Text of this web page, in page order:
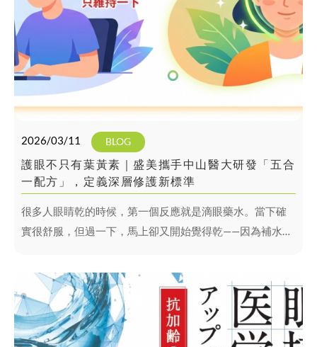
2026/03/11 BLOG
護眼不只有葉黃素｜盛美攜手中山醫大研發「五合
一配方」，定義深層修護新標準
很多人眼睛乾的時候，第一個反應就是滴眼藥水。當下確
實很舒服，但過一下，馬上卻又開始覺得乾——因為補水，
在現代生活中，手機、電腦與各種螢幕讓雙眼承受的壓力
遠比過去更高 。光刺激、淚膜蒸發與長時間疲勞，都在破
壞眼睛原本的平衡 。